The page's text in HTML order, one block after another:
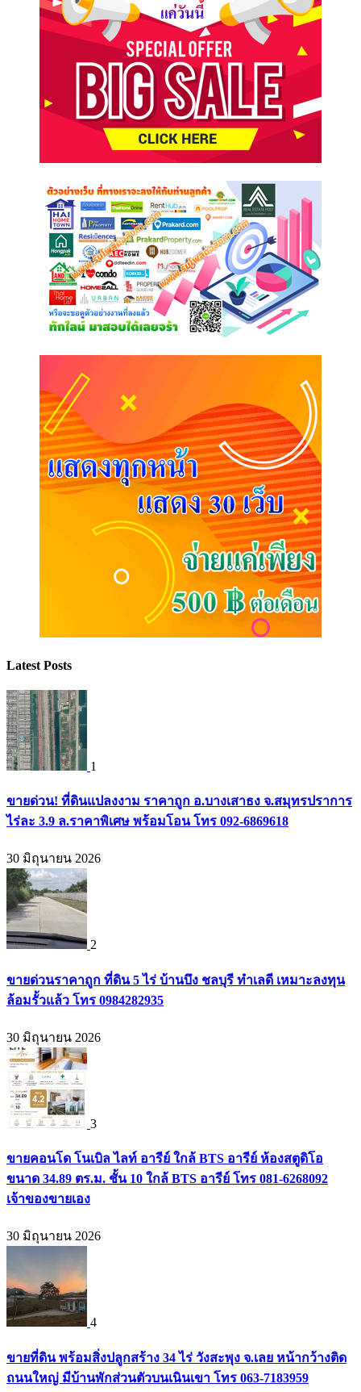
Latest Posts
1
ขายด่วน! ที่ดินแปลงงาม ราคาถูก อ.บางเสาธง จ.สมุทรปราการ
ไร่ละ 3.9 ล.ราคาพิเศษ พร้อมโอน โทร 092-6869618
30 มิถุนายน 2026
2
ขายด่วนราคาถูก ที่ดิน 5 ไร่ บ้านบึง ชลบุรี ทำเลดี เหมาะลงทุน
ล้อมรั้วแล้ว โทร 0984282935
30 มิถุนายน 2026
3
ขายคอนโด โนเบิล ไลท์ อารีย์ ใกล้ BTS อารีย์ ห้องสตูดิโอ
ขนาด 34.89 ตร.ม. ชั้น 10 ใกล้ BTS อารีย์ โทร 081-6268092
เจ้าของขายเอง
30 มิถุนายน 2026
4
ขายที่ดิน พร้อมสิ่งปลูกสร้าง 34 ไร่ วังสะพุง จ.เลย หน้ากว้างติด
ถนนใหญ่ มีบ้านพักส่วนตัวบนเนินเขา โทร 063-7183959